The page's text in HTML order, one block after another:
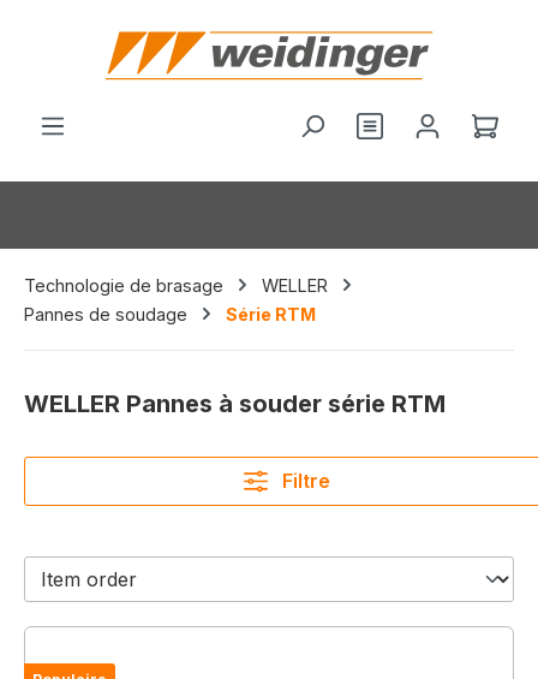
principal
Le
Technologie de brasage
WELLER
Pannes de soudage
Série RTM
WELLER Pannes à souder série RTM
Filtre